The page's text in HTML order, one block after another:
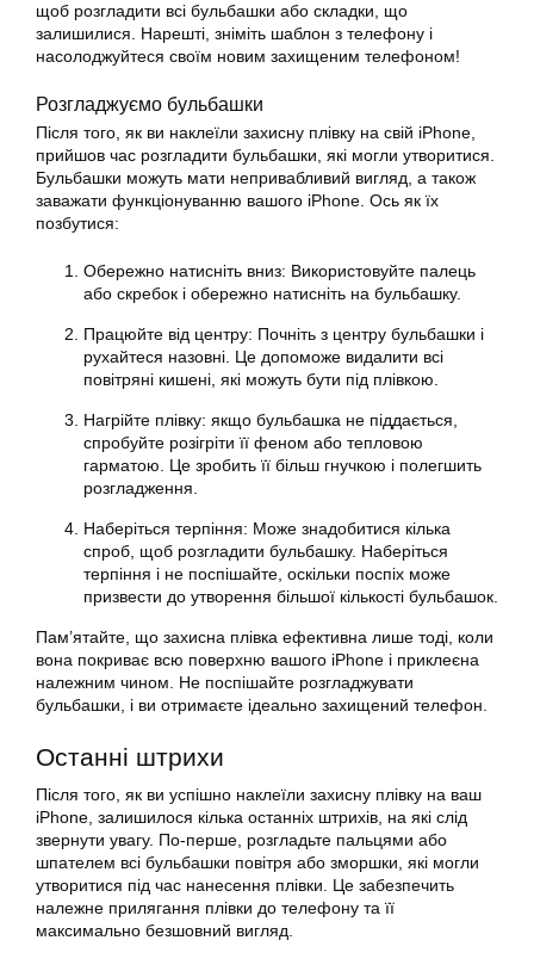
щоб розгладити всі бульбашки або складки, що
залишилися. Нарешті, зніміть шаблон з телефону і
насолоджуйтеся своїм новим захищеним телефоном!
Розгладжуємо бульбашки
Після того, як ви наклеїли захисну плівку на свій iPhone,
прийшов час розгладити бульбашки, які могли утворитися.
Бульбашки можуть мати непривабливий вигляд, а також
заважати функціонуванню вашого iPhone. Ось як їх
позбутися:
Обережно натисніть вниз: Використовуйте палець
або скребок і обережно натисніть на бульбашку.
Працюйте від центру: Почніть з центру бульбашки і
рухайтеся назовні. Це допоможе видалити всі
повітряні кишені, які можуть бути під плівкою.
Нагрійте плівку: якщо бульбашка не піддається,
спробуйте розігріти її феном або тепловою
гарматою. Це зробить її більш гнучкою і полегшить
розгладження.
Наберіться терпіння: Може знадобитися кілька
спроб, щоб розгладити бульбашку. Наберіться
терпіння і не поспішайте, оскільки поспіх може
призвести до утворення більшої кількості бульбашок.
Пам’ятайте, що захисна плівка ефективна лише тоді, коли
вона покриває всю поверхню вашого iPhone і приклеєна
належним чином. Не поспішайте розгладжувати
бульбашки, і ви отримаєте ідеально захищений телефон.
Останні штрихи
Після того, як ви успішно наклеїли захисну плівку на ваш
iPhone, залишилося кілька останніх штрихів, на які слід
звернути увагу. По-перше, розгладьте пальцями або
шпателем всі бульбашки повітря або зморшки, які могли
утворитися під час нанесення плівки. Це забезпечить
належне прилягання плівки до телефону та її
максимально безшовний вигляд.